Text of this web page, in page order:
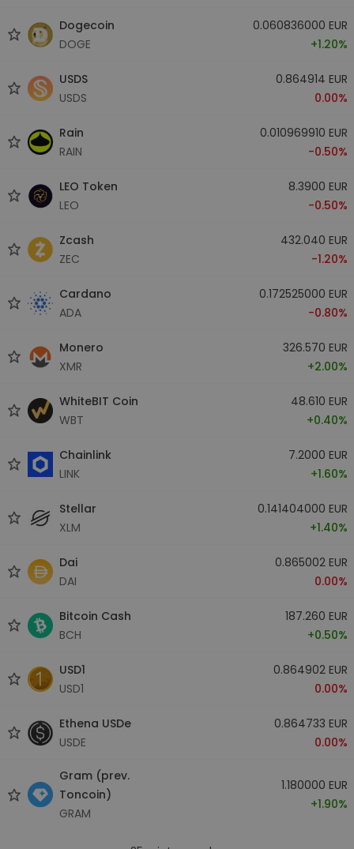
Dogecoin
DOGE
0.060836000 EUR
+1.20%
USDS
USDS
0.864914 EUR
0.00%
Rain
RAIN
0.010969910 EUR
-0.50%
LEO Token
LEO
8.3900 EUR
-0.50%
Zcash
ZEC
432.040 EUR
-1.20%
Cardano
ADA
0.172525000 EUR
-0.80%
Monero
XMR
326.570 EUR
+2.00%
WhiteBIT Coin
WBT
48.610 EUR
+0.40%
Chainlink
LINK
7.2000 EUR
+1.60%
Stellar
XLM
0.141404000 EUR
+1.40%
Dai
DAI
0.865002 EUR
0.00%
Bitcoin Cash
BCH
187.260 EUR
+0.50%
USD1
USD1
0.864902 EUR
0.00%
Ethena USDe
USDE
0.864733 EUR
0.00%
Gram (prev.
Toncoin)
GRAM
1.180000 EUR
+1.90%